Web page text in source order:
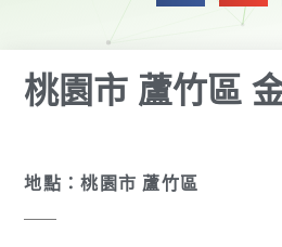
桃園市 蘆竹區
地點：桃園市 蘆竹區